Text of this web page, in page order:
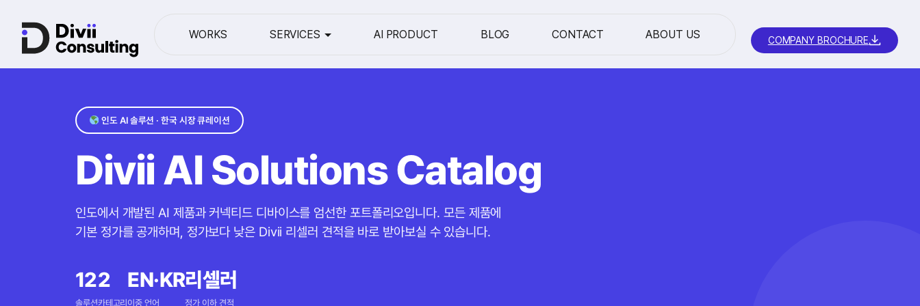
WORKS SERVICES AI PRODUCT BLOG CONTACT ABOUT US COMPANY BROCHURE
인도 AI 솔루션 · 한국 시장 큐레이션
Divii AI Solutions Catalog
인도에서 개발된 AI 제품과 커넥티드 디바이스를 엄선한 포트폴리오입니다. 모든 제품에
기본 정가를 공개하며, 정가보다 낮은 Divii 리셀러 견적을 바로 받아보실 수 있습니다.
12
솔루션
2
카테고리
EN·KR
이중 언어
리셀러
정가 이하 견적